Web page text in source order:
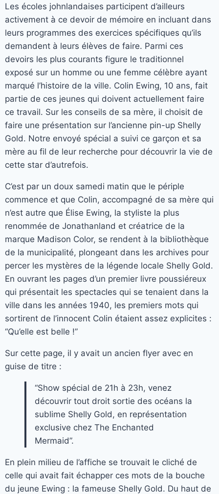
Les écoles johnlandaises participent d’ailleurs
activement à ce devoir de mémoire en incluant dans
leurs programmes des exercices spécifiques qu’ils
demandent à leurs élèves de faire. Parmi ces
devoirs les plus courants figure le traditionnel
exposé sur un homme ou une femme célèbre ayant
marqué l’histoire de la ville. Colin Ewing, 10 ans, fait
partie de ces jeunes qui doivent actuellement faire
ce travail. Sur les conseils de sa mère, il choisit de
faire une présentation sur l’ancienne pin-up Shelly
Gold. Notre envoyé spécial a suivi ce garçon et sa
mère au fil de leur recherche pour découvrir la vie de
cette star d’autrefois.
C’est par un doux samedi matin que le périple
commence et que Colin, accompagné de sa mère qui
n’est autre que Élise Ewing, la styliste la plus
renommée de Jonathanland et créatrice de la
marque Madison Color, se rendent à la bibliothèque
de la municipalité, plongeant dans les archives pour
percer les mystères de la légende locale Shelly Gold.
En ouvrant les pages d’un premier livre poussiéreux
qui présentait les spectacles qui se tenaient dans la
ville dans les années 1940, les premiers mots qui
sortirent de l’innocent Colin étaient assez explicites :
“Qu’elle est belle !”
Sur cette page, il y avait un ancien flyer avec en
guise de titre :
“Show spécial de 21h à 23h, venez
découvrir tout droit sortie des océans la
sublime Shelly Gold, en représentation
exclusive chez The Enchanted
Mermaid”.
En plein milieu de l’affiche se trouvait le cliché de
celle qui avait fait échapper ces mots de la bouche
du jeune Ewing : la fameuse Shelly Gold. Du haut de